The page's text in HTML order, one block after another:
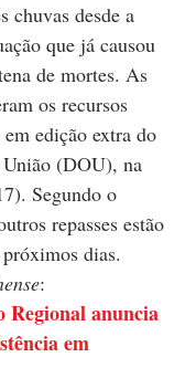
chuvas desde a
que já causou
de mortes. As
os recursos
edição extra do
(DOU), na
Segundo o
repasses estão
dias.
:
Regional anuncia
em